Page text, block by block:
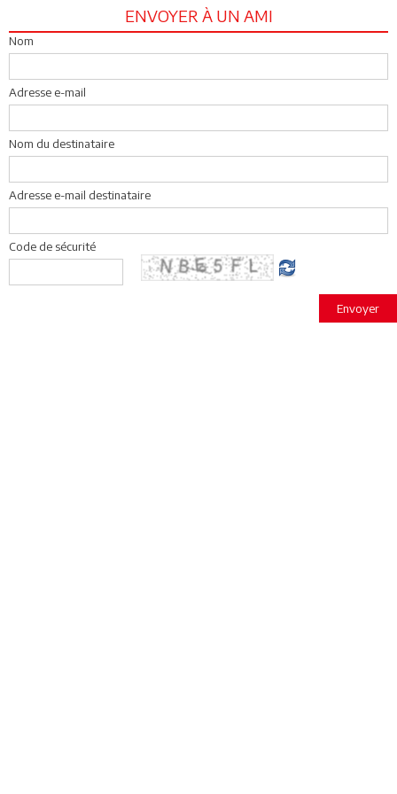
ENVOYER À UN AMI
Nom
Adresse e-mail
Nom du destinataire
Adresse e-mail destinataire
Code de sécurité
Envoyer